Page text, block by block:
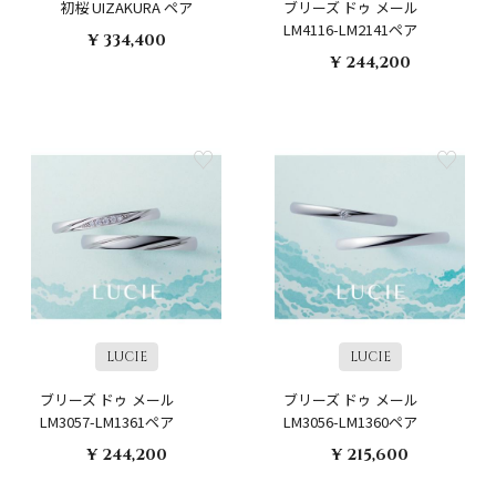
初桜 UIZAKURA ペア
¥ 334,400
ブリーズ ドゥ メール
LM4116-LM2141ペア
¥ 244,200
LUCIE
ブリーズ ドゥ メール
LM3057-LM1361ペア
¥ 244,200
LUCIE
ブリーズ ドゥ メール
LM3056-LM1360ペア
¥ 215,600